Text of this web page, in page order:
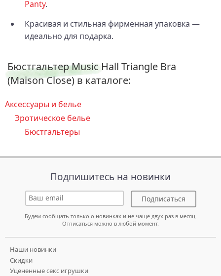
Panty.
Красивая и стильная фирменная упаковка —
идеально для подарка.
Бюстгальтер Music Hall Triangle Bra
(Maison Close) в каталоге:
Аксессуары и белье
Эротическое белье
Бюстгальтеры
Подпишитесь на новинки
Подписаться
Будем сообщать только о новинках и не чаще двух раз в месяц.
Отписаться можно в любой момент.
Наши новинки
Скидки
Уцененные секс игрушки